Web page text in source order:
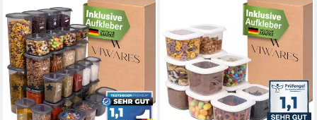
VIWARES
Vorratsdose Vorratsdosen
Mix Eckig - SERIE PEGGY,
Polypropylen, (Mix Eckig, 36-
tlg., Set)
(3)
59,90 €
lieferbar - in 2-3 Werktagen bei dir
Vorratsdose Viwares
Vorratsdosen-Set 12er Weiß
SERIE FOLY 0.55, Plastik
24,90 €
lieferbar - in 2-3 Werktagen bei dir